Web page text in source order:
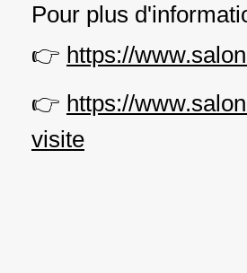
Pour plus
👉 https://
👉 https://w
visite